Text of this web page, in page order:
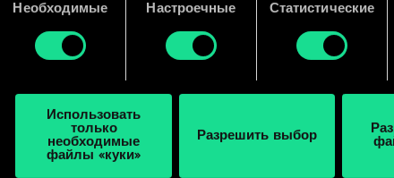
«Настройки» ниже.
согласия
Необходимые Настроечные Статистические
Использовать
только
необходимые
файлы «куки»
Разрешить выбор